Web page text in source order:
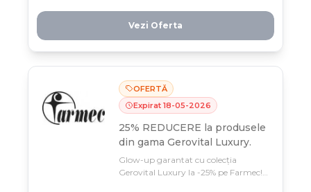
comision mărit 10% și login gratuit
pentru a debloca ofertele până pe 18
mai.
Vezi Oferta
OFERTĂ
Expirat 18-05-2026
25% REDUCERE la produsele
din gama Gerovital Luxury.
Glow-up garantat cu colecția
Gerovital Luxury la -25% pe Farmec!